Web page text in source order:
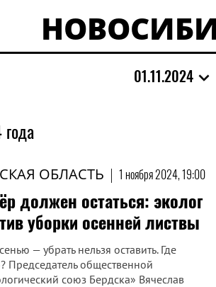
01.11.2024
ОБЛАСТЬ | 1 ноября 2024, 19:00
должен остаться: эколог
уборки осенней листвы
— убрать нельзя оставить. Где
Председатель общественной
союз Бердска» Вячеслав